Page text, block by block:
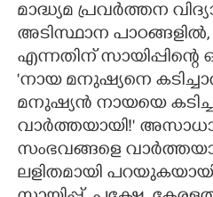
CARTOONS
LITERATURE
ZOOM
CONTACT US
മാദ്ധ്യമ പ്രവർത്തന
അടിസ്ഥാന
എന്നതിന്
'നായ മനുഷ്യനെ
മനുഷ്യൻ നായയെ
വാർത്തയായി!"
സംഭവങ്ങളെ
ലളിതമായി